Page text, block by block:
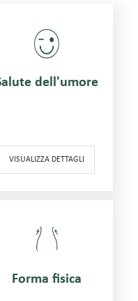
dell'umore
VISUALIZZA DETTAGLI
Forma fisica